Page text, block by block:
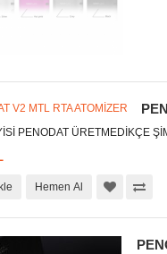
PENODAT ÜRETMEDİKÇE
Hemen Al